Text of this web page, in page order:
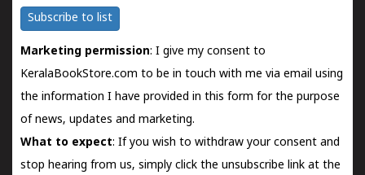
Subscribe to list
Marketing permission: I give my consent to
KeralaBookStore.com to be in touch with me via email using
the information I have provided in this form for the purpose
of news, updates and marketing.
What to expect: If you wish to withdraw your consent and
stop hearing from us, simply click the unsubscribe link at the